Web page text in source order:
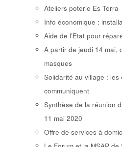
Ateliers poterie Es Terra
Info économique :
Aide de l’Etat pour
A partir de jeudi 14 mai,
masques
Solidarité au village : les
communiquent
Synthèse de la réunion
11 mai 2020
Offre de services à